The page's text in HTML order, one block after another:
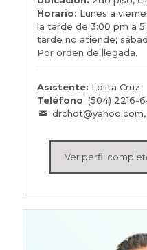
Horario: Lunes a
la tarde de 3:00 pm a
tarde no atiende;
Por orden de llegada.
Asistente: Lolita Cruz
Teléfono: (504) 2216-
Ver perfil